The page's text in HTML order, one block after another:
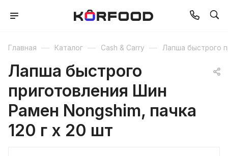
Главная — Каталог — Cash & Carry — Лапша быстрого
Лапша быстрого
приготовления Шин
Рамен Nongshim, пачка
120 г x 20 шт